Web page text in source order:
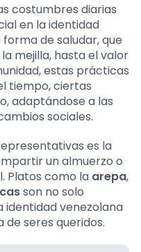
costumbres diarias
en la identidad
de saludar, que
mejilla, hasta el valor
estas prácticas
tiempo, ciertas
adaptándose a las
sociales.
es la
un almuerzo o
Platos como la arepa,
son no solo
identidad venezolana
seres queridos.